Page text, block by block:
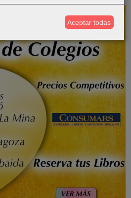
Aceptar todas